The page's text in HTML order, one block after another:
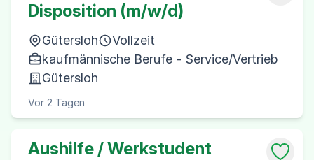
Disposition (m/w/d)
Gütersloh
Vollzeit
kaufmännische Berufe - Service/Vertrieb
Gütersloh
Vor 2 Tagen
Aushilfe / Werkstudent